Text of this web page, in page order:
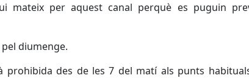
mateix per aquest canal perquè es puguin
diumenge.
prohibida des de les 7 del matí als punts